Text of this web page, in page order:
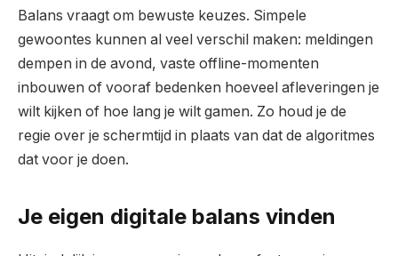
Balans vraagt om bewuste keuzes. Simpele
gewoontes kunnen al veel verschil maken: meldingen
dempen in de avond, vaste offline-momenten
inbouwen of vooraf bedenken hoeveel afleveringen je
wilt kijken of hoe lang je wilt gamen. Zo houd je de
regie over je schermtijd in plaats van dat de algoritmes
dat voor je doen.
Je eigen digitale balans vinden